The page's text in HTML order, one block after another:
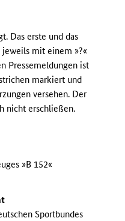
Das erste und das
mit einem »?«
Pressemeldungen ist
markiert und
versehen. Der
nicht erschließen.
»B 152«
Sportbundes